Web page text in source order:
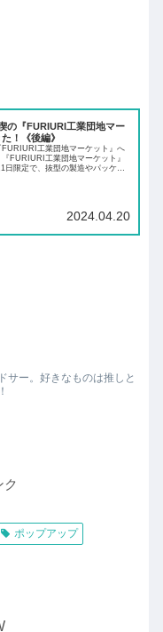
の『FURIURI工業団地マー
！《後編》
FURIURI工業団地マーケット』へ
FURIURI工業団地マーケット』
日限定で、抜型の製造やパッケー
2024.04.20
サー。好きなものは推しと
ク
ポップアップ